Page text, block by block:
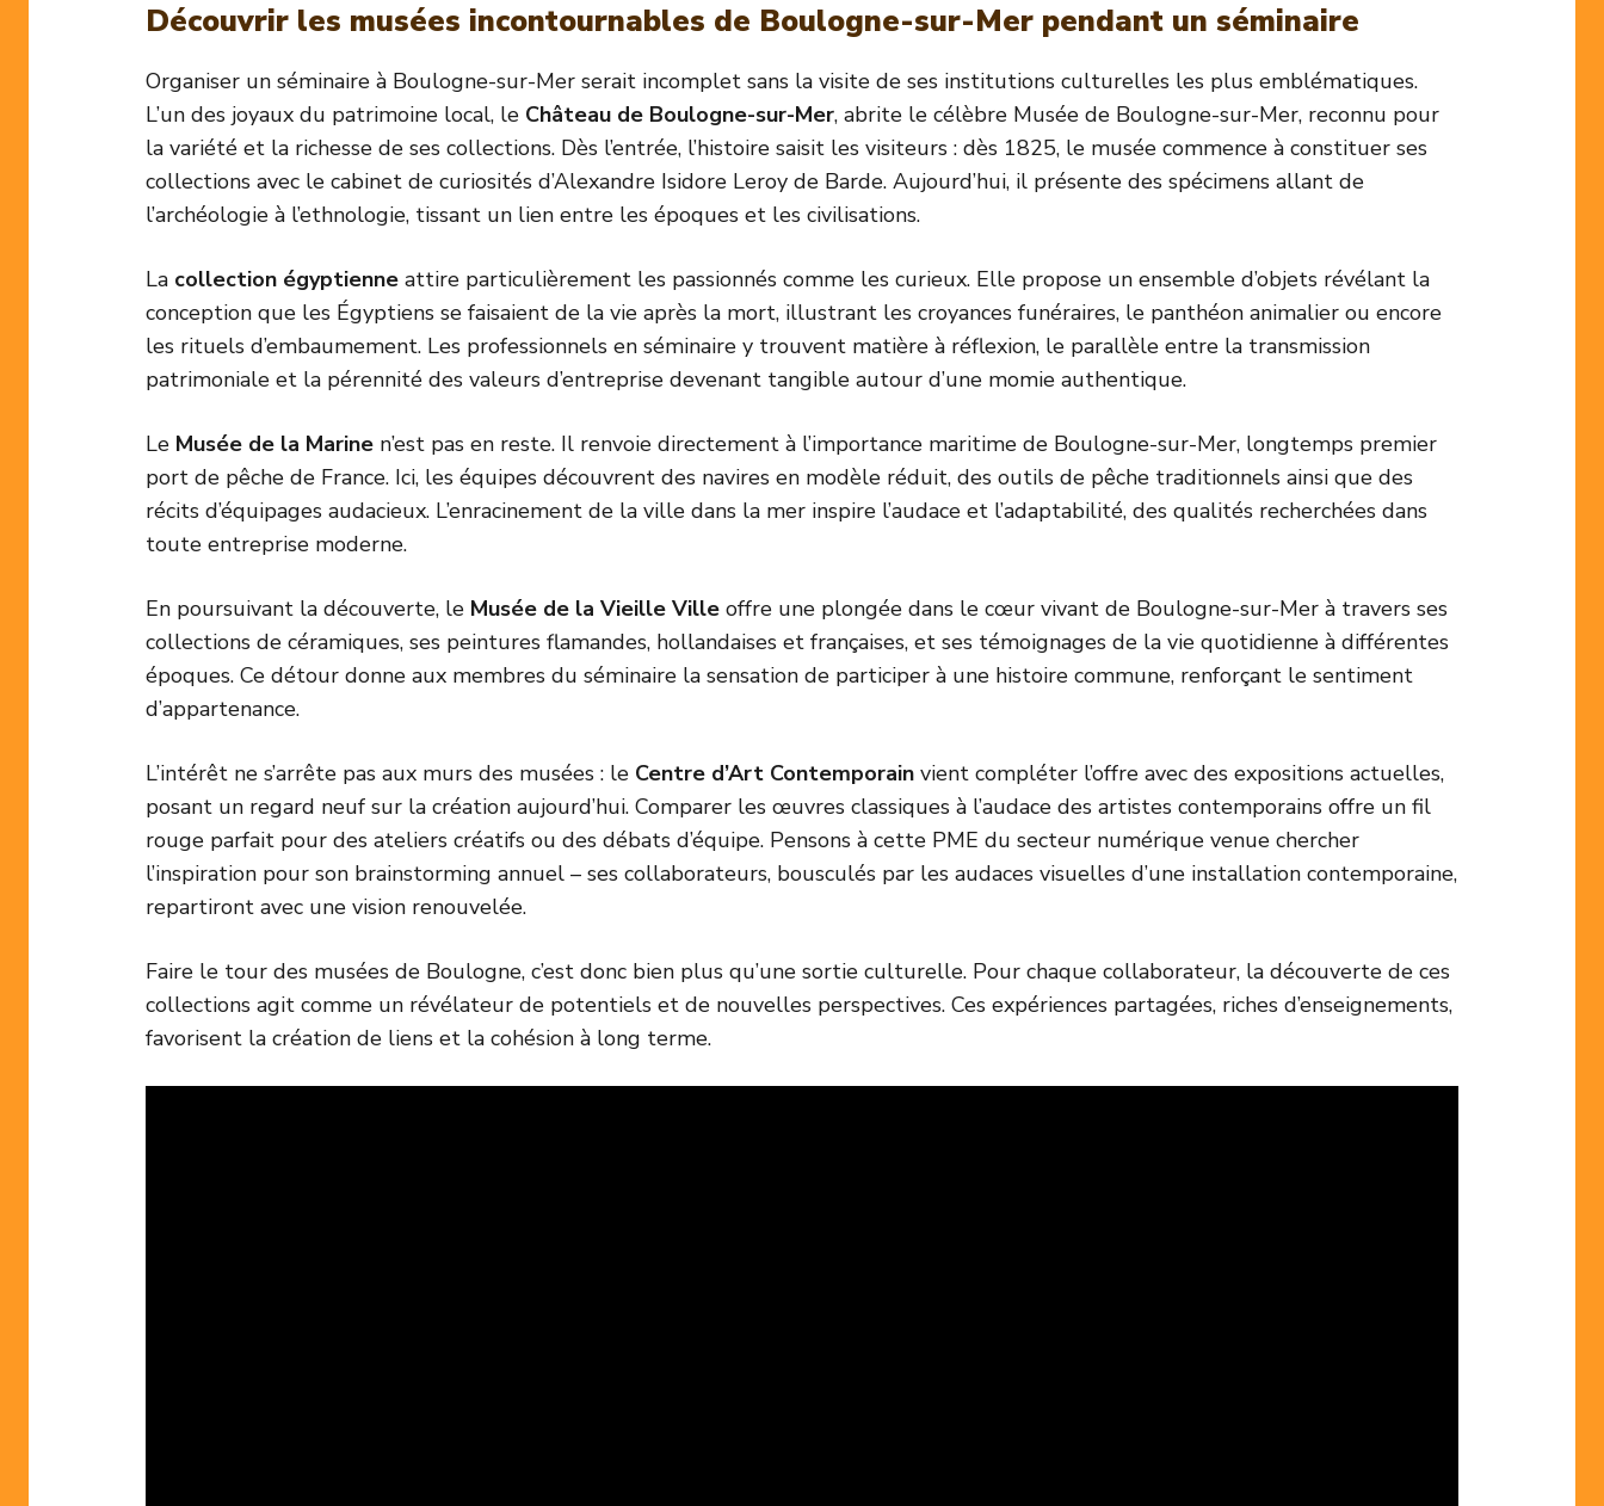
Découvrir les musées incontournables de Boulogne-sur-Mer pendant un séminaire
Organiser un séminaire à Boulogne-sur-Mer serait incomplet sans la visite de ses institutions culturelles les plus emblématiques.
L’un des joyaux du patrimoine local, le Château de Boulogne-sur-Mer, abrite le célèbre Musée de Boulogne-sur-Mer, reconnu pour
la variété et la richesse de ses collections. Dès l’entrée, l’histoire saisit les visiteurs : dès 1825, le musée commence à constituer ses
collections avec le cabinet de curiosités d’Alexandre Isidore Leroy de Barde. Aujourd’hui, il présente des spécimens allant de
l’archéologie à l’ethnologie, tissant un lien entre les époques et les civilisations.
La collection égyptienne attire particulièrement les passionnés comme les curieux. Elle propose un ensemble d’objets révélant la
conception que les Égyptiens se faisaient de la vie après la mort, illustrant les croyances funéraires, le panthéon animalier ou encore
les rituels d’embaumement. Les professionnels en séminaire y trouvent matière à réflexion, le parallèle entre la transmission
patrimoniale et la pérennité des valeurs d’entreprise devenant tangible autour d’une momie authentique.
Le Musée de la Marine n’est pas en reste. Il renvoie directement à l’importance maritime de Boulogne-sur-Mer, longtemps premier
port de pêche de France. Ici, les équipes découvrent des navires en modèle réduit, des outils de pêche traditionnels ainsi que des
récits d’équipages audacieux. L’enracinement de la ville dans la mer inspire l’audace et l’adaptabilité, des qualités recherchées dans
toute entreprise moderne.
En poursuivant la découverte, le Musée de la Vieille Ville offre une plongée dans le cœur vivant de Boulogne-sur-Mer à travers ses
collections de céramiques, ses peintures flamandes, hollandaises et françaises, et ses témoignages de la vie quotidienne à différentes
époques. Ce détour donne aux membres du séminaire la sensation de participer à une histoire commune, renforçant le sentiment
d’appartenance.
L’intérêt ne s’arrête pas aux murs des musées : le Centre d’Art Contemporain vient compléter l’offre avec des expositions actuelles,
posant un regard neuf sur la création aujourd’hui. Comparer les œuvres classiques à l’audace des artistes contemporains offre un fil
rouge parfait pour des ateliers créatifs ou des débats d’équipe. Pensons à cette PME du secteur numérique venue chercher
l’inspiration pour son brainstorming annuel – ses collaborateurs, bousculés par les audaces visuelles d’une installation contemporaine,
repartiront avec une vision renouvelée.
Faire le tour des musées de Boulogne, c’est donc bien plus qu’une sortie culturelle. Pour chaque collaborateur, la découverte de ces
collections agit comme un révélateur de potentiels et de nouvelles perspectives. Ces expériences partagées, riches d’enseignements,
favorisent la création de liens et la cohésion à long terme.